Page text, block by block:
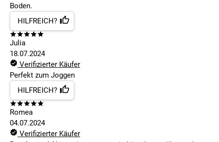
Boden.
HILFREICH?
Julia
18.07.2024
Verifizierter Käufer
Perfekt zum Joggen
HILFREICH?
Romea
04.07.2024
Verifizierter Käufer